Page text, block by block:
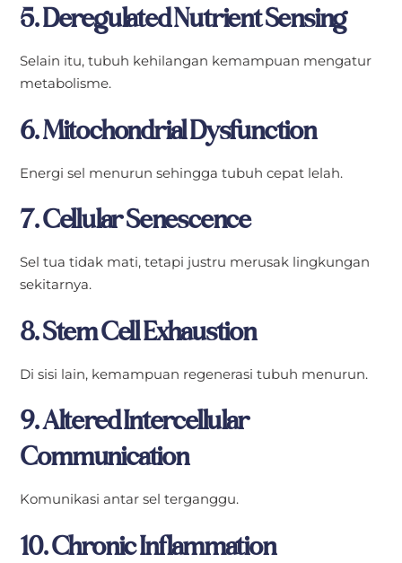
5. Deregulated Nutrient Sensing
Selain itu, tubuh kehilangan kemampuan mengatur
metabolisme.
6. Mitochondrial Dysfunction
Energi sel menurun sehingga tubuh cepat lelah.
7. Cellular Senescence
Sel tua tidak mati, tetapi justru merusak lingkungan
sekitarnya.
8. Stem Cell Exhaustion
Di sisi lain, kemampuan regenerasi tubuh menurun.
9. Altered Intercellular
Communication
Komunikasi antar sel terganggu.
10. Chronic Inflammation